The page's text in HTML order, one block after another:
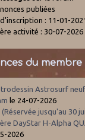
publiées
: 11-01-
activité : 30-07-2026
du membre
Astrosurf neuf
le 24-07-2026
jusqu'au 30
DayStar H-Alpha
2026